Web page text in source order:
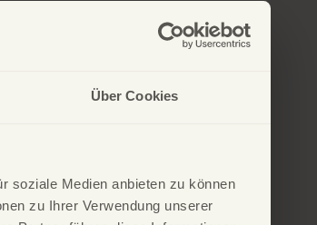
Über Cookies
soziale Medien anbieten zu können
zu Ihrer Verwendung unserer
im Überblick
in Raten zu bezahlen.